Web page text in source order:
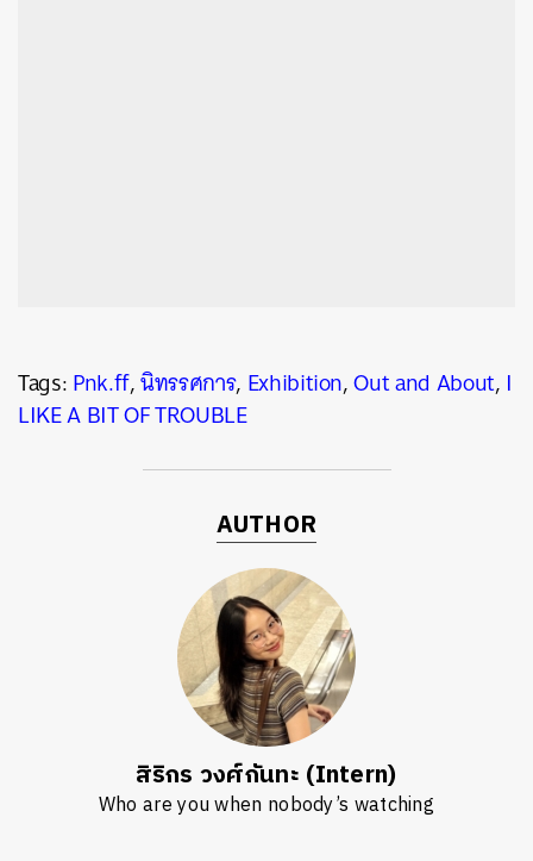
Tags:Pnk.ff,นิทรรศการ, Exhibition,Out and About, I
LIKE A BIT OF TROUBLE
AUTHOR
สิริกร วงศ์กันทะ (Intern)
Who are you when nobody’s watching